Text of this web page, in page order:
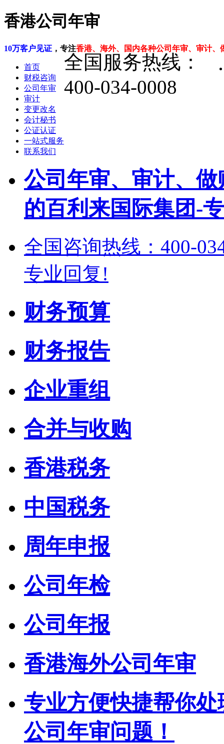
香港公司年审
10万客户见证 ，专注香港、海外、国内各种公司年审、审计、
首页
财税咨询
公司年审
审计
变更改名
会计秘书
公证认证
一站式服务
联系我们
全国服务热线：
400-034-0008
公司年审、审计、
的百利来国际集团-
全国咨询热线：400-
专业回复!
财务预算
财务报告
企业重组
合并与收购
香港税务
中国税务
周年申报
公司年检
公司年报
香港海外公司年审
专业方便快捷帮你
公司年审问题！